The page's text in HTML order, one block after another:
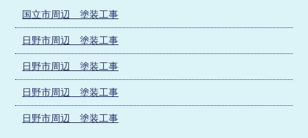
国立市周辺 塗装工事
日野市周辺 塗装工事
日野市周辺 塗装工事
日野市周辺 塗装工事
日野市周辺 塗装工事